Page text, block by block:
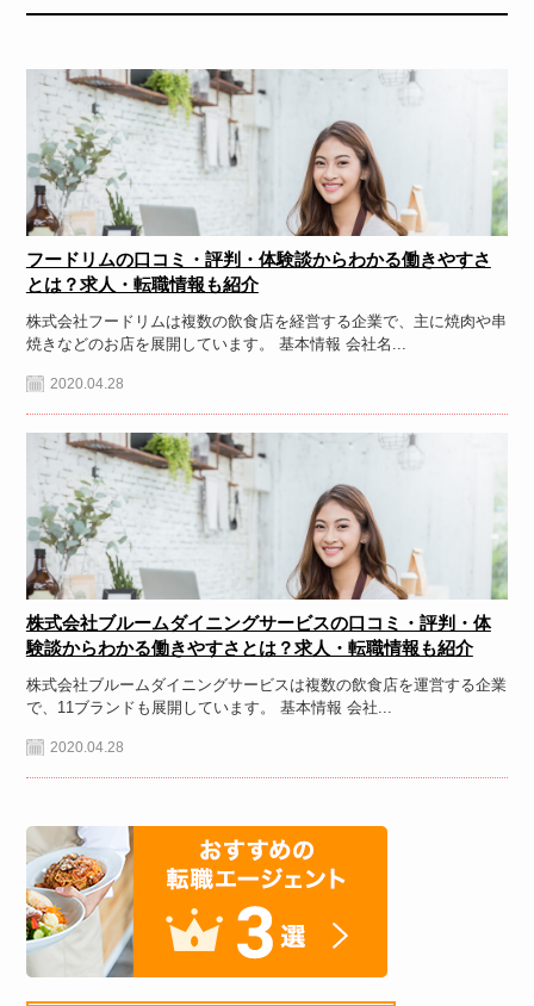
フードリムの口コミ・評判・体験談からわかる働きやすさ
とは？求人・転職情報も紹介
株式会社フードリムは複数の飲食店を経営する企業で、主に焼肉や串
焼きなどのお店を展開しています。 基本情報 会社名...
2020.04.28
株式会社ブルームダイニングサービスの口コミ・評判・体
験談からわかる働きやすさとは？求人・転職情報も紹介
株式会社ブルームダイニングサービスは複数の飲食店を運営する企業
で、11ブランドも展開しています。 基本情報 会社...
2020.04.28